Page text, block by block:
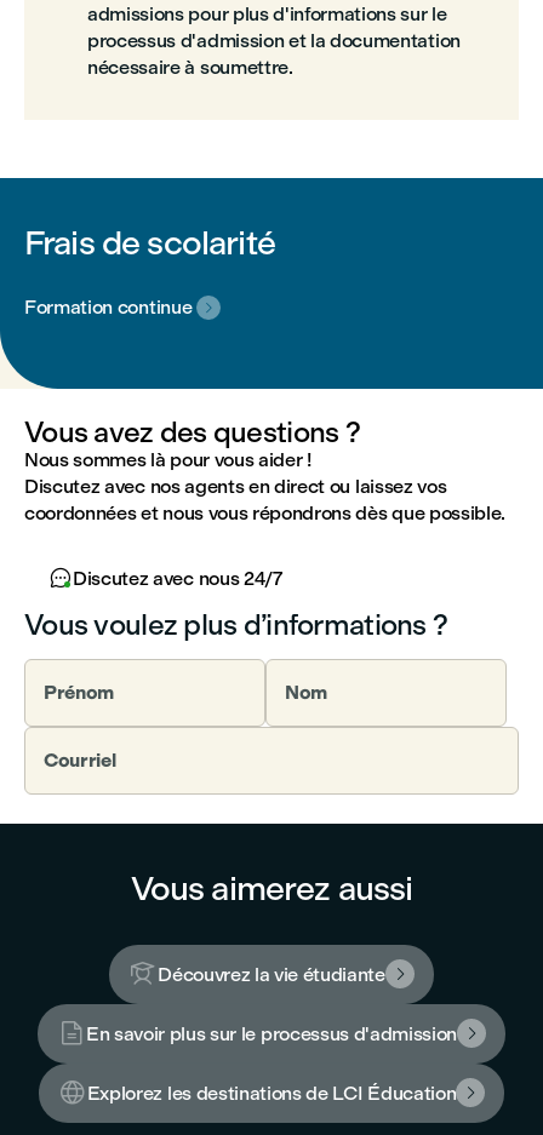
admissions pour plus d'informations sur le
processus d'admission et la documentation
nécessaire à soumettre.
Frais de scolarité
Formation continue 
Vous avez des questions ?
Nous sommes là pour vous aider !
Discutez avec nos agents en direct ou laissez vos
coordonnées et nous vous répondrons dès que possible.
Discutez avec nous 24/7
Vous voulez plus d’informations ?
Prénom Nom
Courriel
Vous aimerez aussi
 Découvrez la vie étudiante 
 En savoir plus sur le processus d'admission 
Explorez les destinations de LCI Éducation 